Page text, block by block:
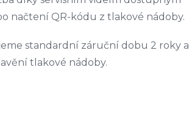
načtení QR-kódu z tlakové nádoby.
standardní záruční dobu 2 roky a
tlakové nádoby.